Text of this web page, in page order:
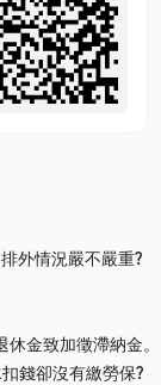
外情況嚴不嚴重?
金致加徵滯納金。
錢卻沒有繳勞保?